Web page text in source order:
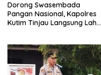
Dorong Swasembada
Pangan Nasional, Kapolres
Kutim Tinjau Langsung Lahan